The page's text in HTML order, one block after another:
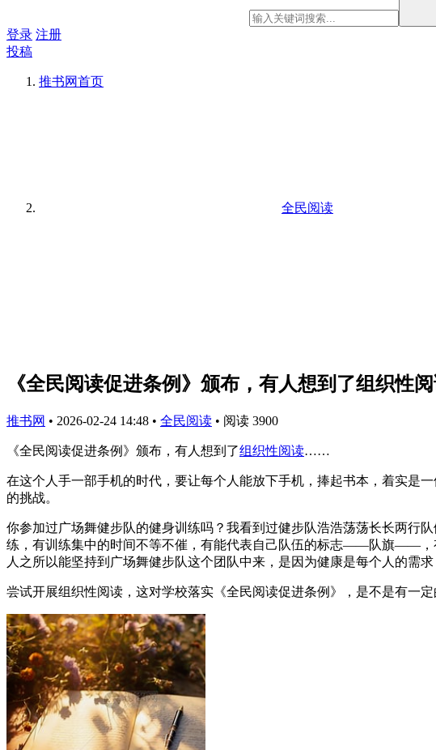
登录 注册
投稿
推书网首页
全民阅读
《全民阅读促进条例》颁布，有人想到了组织性
推书网 • 2026-02-24 14:48 • 全民阅读 • 阅读 3900
《全民阅读促进条例》颁布，有人想到了组织性阅读……
在这个人手一部手机的时代，要让每个人能放下手机，捧起书本，着实是
的挑战。
你参加过广场舞健步队的健身训练吗？我看到过健步队浩浩荡荡长长两行
练，有训练集中的时间不等不催，有能代表自己队伍的标志——队旗——
人之所以能坚持到广场舞健步队这个团队中来，是因为健康是每个人的需
尝试开展组织性阅读，这对学校落实《全民阅读促进条例》，是不是有一定